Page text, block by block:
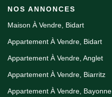
NOS ANNONCES
Maison À Vendre, Bidart
Appartement À Vendre, Bidart
Appartement À Vendre, Anglet
Appartement À Vendre, Biarritz
Appartement À Vendre, Bayonne